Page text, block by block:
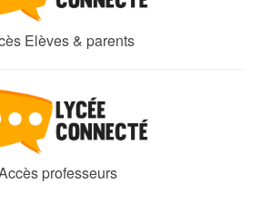
Elèves & parents
professeurs